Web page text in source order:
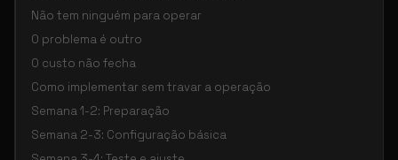
Não tem ninguém para operar
O problema é outro
O custo não fecha
Como implementar sem travar a operação
Semana 1-2: Preparação
Semana 2-3: Configuração básica